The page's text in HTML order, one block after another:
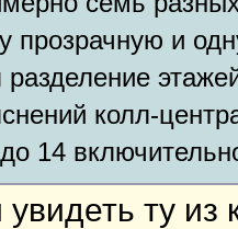
прозрачную и
разделение
колл-
14
ту из